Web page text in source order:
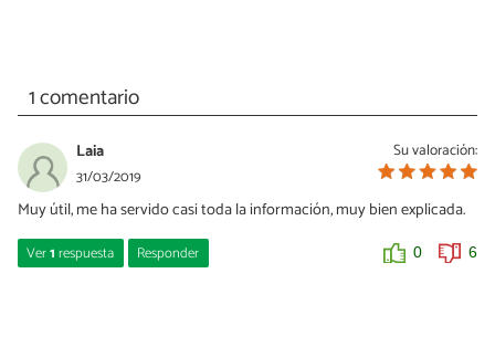
1 comentario
Su valoración:
Laia
31/03/2019
Muy útil, me ha servido casi toda la información, muy bien explicada.
Ver1respuesta Responder 0 6